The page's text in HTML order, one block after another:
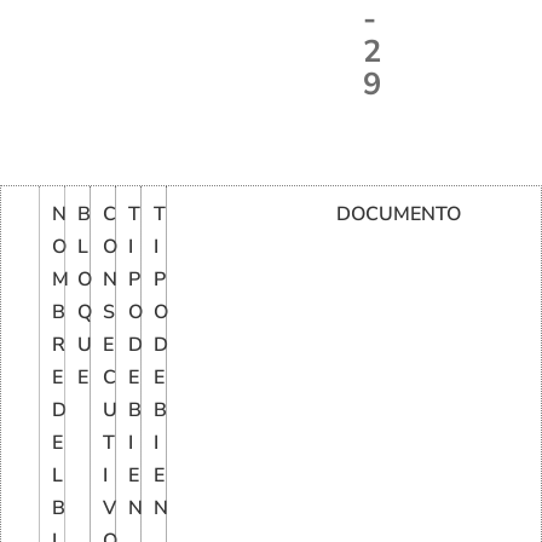
-
2
9
N
O
M
B
R
E
D
E
L
B
B
L
O
Q
U
E
C
O
N
S
E
C
U
T
I
V
T
I
P
O
D
E
B
I
E
N
T
I
P
O
D
E
B
I
E
N
DOCUMENTO